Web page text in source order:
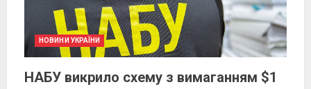
НОВИНИ УКРАЇНИ
НАБУ викрило схему з вимаганням $1